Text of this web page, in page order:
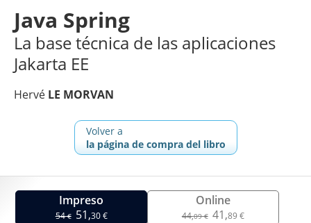
Java Spring
La base técnica de las aplicaciones
Jakarta EE
Hervé LE MORVAN
Volver a
la página de compra del libro
Impreso
54€ 51,30 €
Online
44,09 € 41,89 €